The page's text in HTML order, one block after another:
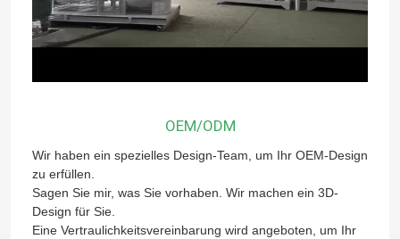
OEM/ODM
Wir haben ein spezielles Design-Team, um Ihr OEM-Design
zu erfüllen.
Sagen Sie mir, was Sie vorhaben. Wir machen ein 3D-
Design für Sie.
Eine Vertraulichkeitsvereinbarung wird angeboten, um Ihr